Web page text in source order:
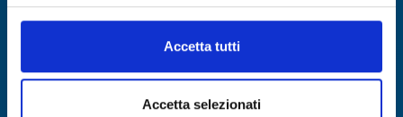
Accetta tutti
Accetta selezionati